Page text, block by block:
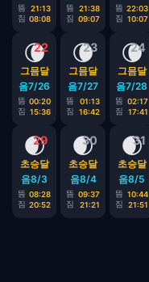
뜸
21:13
짐 08:08
뜸
21:38
짐 09:07
뜸 22:03
짐 10:07
22
🌘
그믐달
음7/26
뜸 00:20
짐 15:36
23
🌘
그믐달
음7/27
뜸
01:13
짐
16:42
24
🌘
그믐달
음7/28
뜸 02:17
짐
17:41
29
🌒
초승달
음8/3
뜸 08:28
짐 20:52
30
🌒
초승달
음8/4
뜸 09:37
짐
21:21
31
🌒
초승달
음8/5
뜸 10:44
짐
21:51